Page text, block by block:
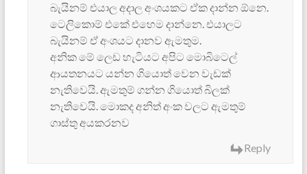
බැයිනම් එයාල අදාල අංශයකට ඒක දාන්න ඕනෙ.
ටෙලිකොම් එකේ එහෙම දාන්නෙ. එයාලට
බැයිනම් ඒ අංශයට දානව ඇමතුම.
අනික මේ ලෙඩ හැටිය‍ට අපිට මොබිටෙල්
ආයතනයට යන්න ගියොත් වෙන වැඩක්
නැතිවෙයි. ඇමතුම් ගන්න ගියොත් බිලක්
නැතිවෙයි. මොකද අනිත් අංක වලට ඇමතුම්
ගාස්තු අයකරනව
Reply